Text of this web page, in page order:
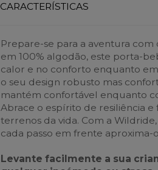
CARACTERÍSTICAS
Prepare-se para a aventura
em 100% algodão, este porta-
calor e no conforto enquanto
o seu design robusto mas
mantém confortável enquanto
Abrace o espírito de resiliência
terrenos da vida. Com a
cada passo em frente aproxima-
Levante facilmente a sua